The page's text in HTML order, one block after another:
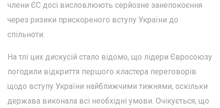
члени ЄС досі висловлюють серйозне занепокоєння
через ризики прискореного вступу України до
спільноти.
На тлі цих дискусій стало відомо, що лідери Євросоюзу
погодили відкриття першого кластера переговорів
щодо вступу України найближчими тижнями, оскільки
держава виконала всі необхідні умови. Очікується, що